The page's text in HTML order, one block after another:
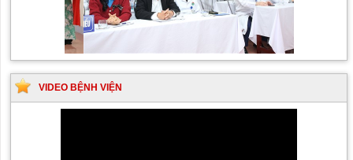
VIDEO BỆNH VIỆN